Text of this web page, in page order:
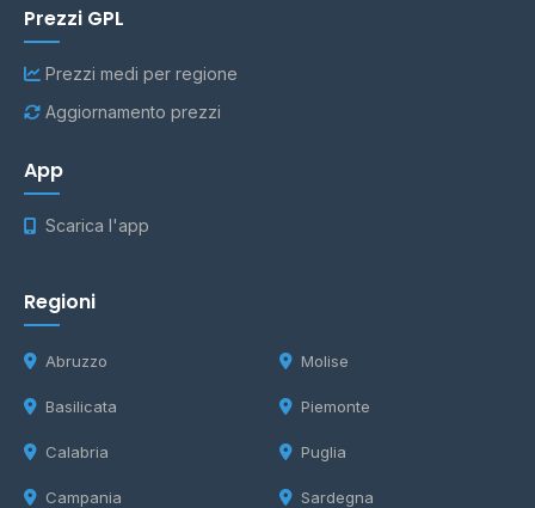
Prezzi GPL
Prezzi medi per regione
Aggiornamento prezzi
App
Scarica l'app
Regioni
Abruzzo
Basilicata
Calabria
Campania
Molise
Piemonte
Puglia
Sardegna